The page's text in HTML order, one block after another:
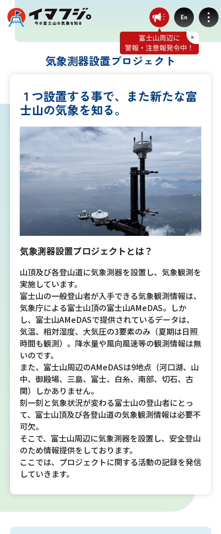
En
富士宮ルート
プリンスルート
御殿場ルート
富士山まめ知識
観天望気(かんてんぼうき)
雷の危険性
富士山の気象の特徴
富士山の登山シーズンと装備
富士登山ルールとマナー
イマフジプロジェクト
雷プロジェクト
気象測器設置プロジェクト
気象測器設置プロジェクト
１つ設置する事で、また新たな富
士山の気象を知る。
気象測器設置プロジェクトとは？
山頂及び各登山道に気象測器を設置し、気象観測を
実施しています。
富士山の一般登山者が入手できる気象観測情報は、
気象庁による富士山頂の富士山AMeDAS。しか
し、富士山AMeDASで提供されているデータは、
気温、相対湿度、大気圧の3要素のみ（夏期は日照
時間も観測）。降水量や風向風速等の観測情報は無
いのです。
また、富士山周辺のAMeDASは9地点（河口湖、山
中、御殿場、三島、富士、白糸、南部、切石、古
関）しかありません。
刻一刻と気象状況が変わる富士山の登山者にとっ
て、富士山頂及び各登山道の気象観測情報は必要不
可欠。
そこで、富士山周辺に気象測器を設置し、安全登山
のため情報提供をしております。
ここでは、プロジェクトに関する活動の記録を発信
していきます。